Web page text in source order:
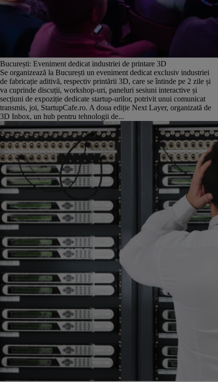
București: Eveniment dedicat industriei de printare 3D
Se organizează la București un eveniment dedicat exclusiv industriei
de fabricație aditivă, respectiv printării 3D, care se întinde pe 2 zile și
va cuprinde discuții, workshop-uri, paneluri sesiuni interactive și
secțiuni de expoziție dedicate startup-urilor, potrivit unui comunicat
transmis, joi, StartupCafe.ro. A doua ediție Next Layer, organizată de
3D Inbox, un hub pentru tehnologii de...